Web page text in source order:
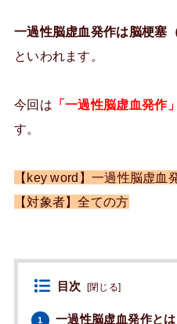
一過性脳虚血発作は脳梗塞
といわれます。
今回は 「一過性脳虚血発作」
す。
【key word】一過性脳虚血
【対象者】全ての方
目次 [閉じる]
1 一過性脳虚血発作とは